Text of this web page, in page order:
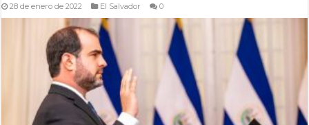
28 de enero de 2022 El Salvador 0